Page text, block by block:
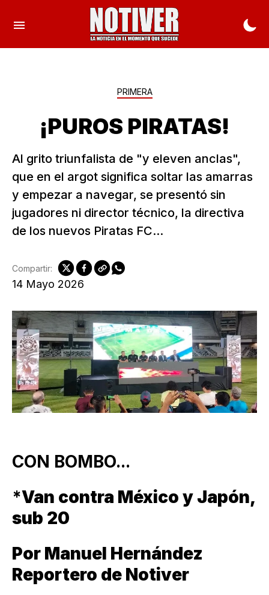
PRIMERA
¡PUROS PIRATAS!
Al grito triunfalista de "y eleven anclas",
que en el argot significa soltar las amarras
y empezar a navegar, se presentó sin
jugadores ni director técnico, la directiva
de los nuevos Piratas FC...
14 Mayo 2026
Compartir:
CON BOMBO...
*Van contra México y Japón,
sub 20
Por Manuel Hernández
Reportero de Notiver